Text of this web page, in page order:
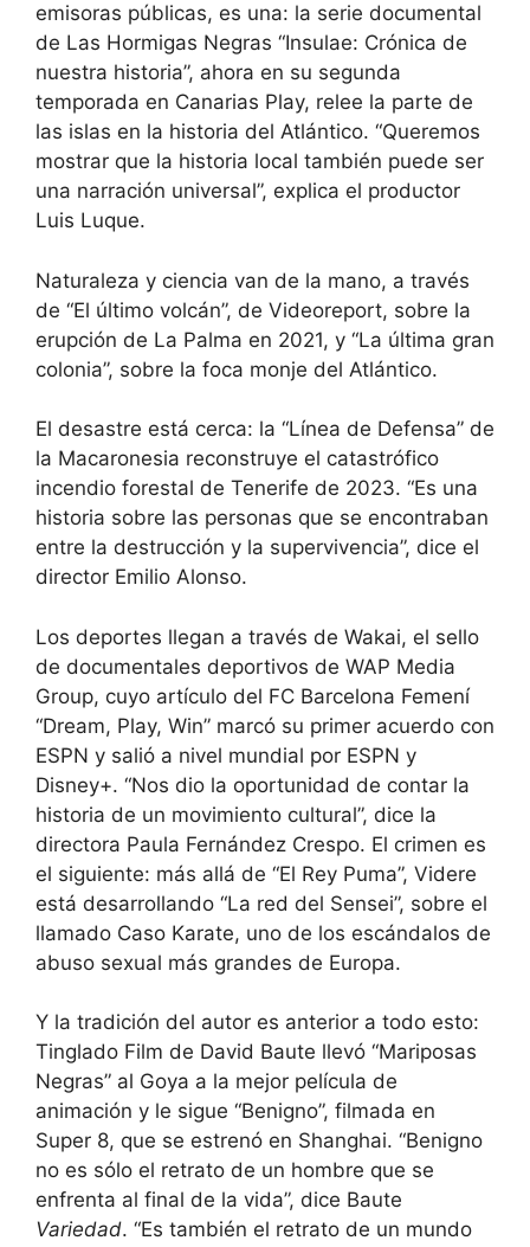
emisoras públicas, es una: la serie documental
de Las Hormigas Negras “Insulae: Crónica de
nuestra historia”, ahora en su segunda
temporada en Canarias Play, relee la parte de
las islas en la historia del Atlántico. “Queremos
mostrar que la historia local también puede ser
una narración universal”, explica el productor
Luis Luque.
Naturaleza y ciencia van de la mano, a través
de “El último volcán”, de Videoreport, sobre la
erupción de La Palma en 2021, y “La última gran
colonia”, sobre la foca monje del Atlántico.
El desastre está cerca: la “Línea de Defensa” de
la Macaronesia reconstruye el catastrófico
incendio forestal de Tenerife de 2023. “Es una
historia sobre las personas que se encontraban
entre la destrucción y la supervivencia”, dice el
director Emilio Alonso.
Los deportes llegan a través de Wakai, el sello
de documentales deportivos de WAP Media
Group, cuyo artículo del FC Barcelona Femení
“Dream, Play, Win” marcó su primer acuerdo con
ESPN y salió a nivel mundial por ESPN y
Disney+. “Nos dio la oportunidad de contar la
historia de un movimiento cultural”, dice la
directora Paula Fernández Crespo. El crimen es
el siguiente: más allá de “El Rey Puma”, Videre
está desarrollando “La red del Sensei”, sobre el
llamado Caso Karate, uno de los escándalos de
abuso sexual más grandes de Europa.
Y la tradición del autor es anterior a todo esto:
Tinglado Film de David Baute llevó “Mariposas
Negras” al Goya a la mejor película de
animación y le sigue “Benigno”, filmada en
Super 8, que se estrenó en Shanghai. “Benigno
no es sólo el retrato de un hombre que se
enfrenta al final de la vida”, dice Baute
Variedad. “Es también el retrato de un mundo